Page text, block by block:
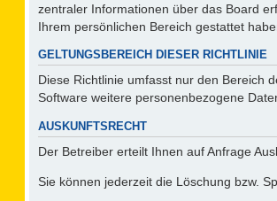
zentraler Informationen über das Board
Ihrem persönlichen Bereich gestattet
GELTUNGSBEREICH DIESER RICHTLINIE
Diese Richtlinie umfasst nur den Bereich
Software weitere personenbezogene
AUSKUNFTSRECHT
Der Betreiber erteilt Ihnen auf Anfrage
Sie können jederzeit die Löschung bzw.